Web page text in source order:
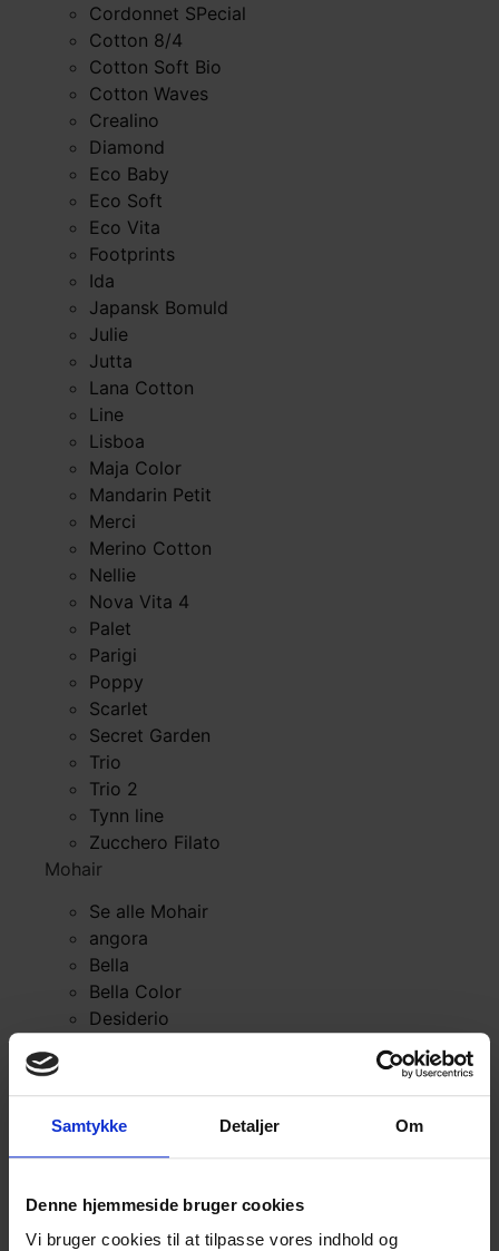
Samtykke Detaljer Om
Denne hjemmeside bruger cookies
Vi bruger cookies til at tilpasse vores indhold og
Cordonnet SPecial
Cotton 8/4
Cotton Soft Bio
Cotton Waves
Crealino
Diamond
Eco Baby
Eco Soft
Eco Vita
Footprints
Ida
Japansk Bomuld
Julie
Jutta
Lana Cotton
Line
Lisboa
Maja Color
Mandarin Petit
Merci
Merino Cotton
Nellie
Nova Vita 4
Palet
Parigi
Poppy
Scarlet
Secret Garden
Trio
Trio 2
Tynn line
Zucchero Filato
Mohair
Se alle Mohair
angora
Bella
Bella Color
Desiderio
Leonora
Silk Mohair
Tilia
Se alle Mohair
angora